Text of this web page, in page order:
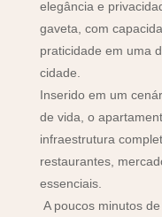
elegância e
gaveta, com
praticidade em uma
cidade.
Inserido em um
de vida, o
infraestrutura
restaurantes,
essenciais.
A poucos minutos